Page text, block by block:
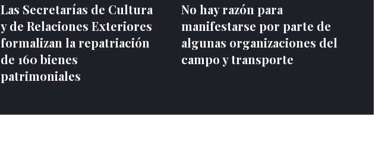
Las Secretarías de Cultura
y de Relaciones Exteriores
formalizan la repatriación
de 160 bienes
patrimoniales
No hay razón para
manifestarse por parte de
algunas organizaciones del
campo y transporte